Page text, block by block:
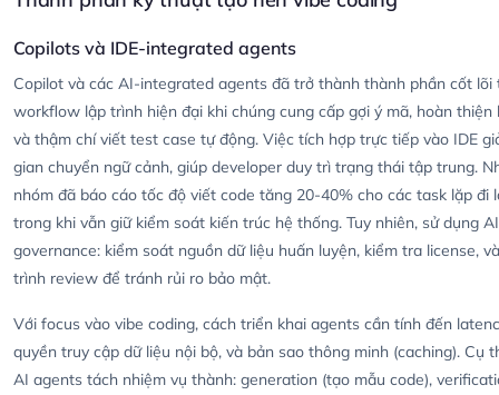
Copilots và IDE-integrated agents
Copilot và các AI-integrated agents đã trở thành thành phần cốt lõi
workflow lập trình hiện đại khi chúng cung cấp gợi ý mã, hoàn thiện
và thậm chí viết test case tự động. Việc tích hợp trực tiếp vào IDE
gian chuyển ngữ cảnh, giúp developer duy trì trạng thái tập trung.
nhóm đã báo cáo tốc độ viết code tăng 20-40% cho các task lặp đi
trong khi vẫn giữ kiểm soát kiến trúc hệ thống. Tuy nhiên, sử dụng
governance: kiểm soát nguồn dữ liệu huấn luyện, kiểm tra license,
trình review để tránh rủi ro bảo mật.
Với focus vào vibe coding, cách triển khai agents cần tính đến
quyền truy cập dữ liệu nội bộ, và bản sao thông minh (caching). Cụ
AI agents tách nhiệm vụ thành: generation (tạo mẫu code),